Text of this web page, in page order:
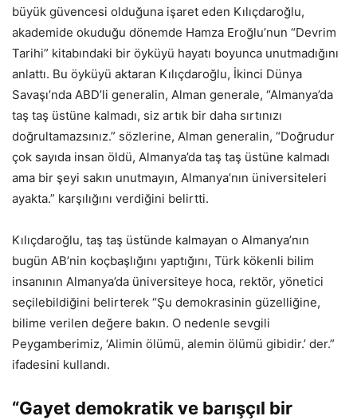
büyük güvencesi olduğuna işaret eden Kılıçdaroğlu,
akademide okuduğu dönemde Hamza Eroğlu’nun “Devrim
Tarihi” kitabındaki bir öyküyü hayatı boyunca unutmadığını
anlattı. Bu öyküyü aktaran Kılıçdaroğlu, İkinci Dünya
Savaşı’nda ABD’li generalin, Alman generale, “Almanya’da
taş taş üstüne kalmadı, siz artık bir daha sırtınızı
doğrultamazsınız.” sözlerine, Alman generalin, “Doğrudur
çok sayıda insan öldü, Almanya’da taş taş üstüne kalmadı
ama bir şeyi sakın unutmayın, Almanya’nın üniversiteleri
ayakta.” karşılığını verdiğini belirtti.
Kılıçdaroğlu, taş taş üstünde kalmayan o Almanya’nın
bugün AB’nin koçbaşlığını yaptığını, Türk kökenli bilim
insanının Almanya’da üniversiteye hoca, rektör, yönetici
seçilebildiğini belirterek “Şu demokrasinin güzelliğine,
bilime verilen değere bakın. O nedenle sevgili
Peygamberimiz, ‘Alimin ölümü, alemin ölümü gibidir.’ der.”
ifadesini kullandı.
“Gayet demokratik ve barışçıl bir